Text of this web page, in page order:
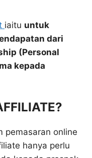
iaitu untuk
dari
(Personal
kepada
pemasaran online
hanya perlu